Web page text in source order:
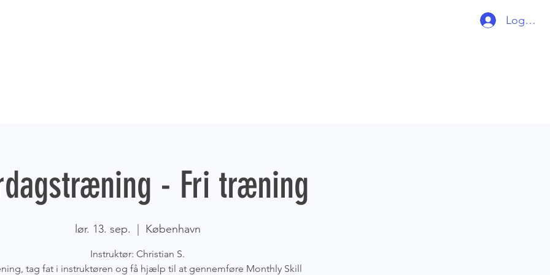
Log ind
- Fri træning
lør. 13. sep. København
Instruktør: Christian S.
tag fat i instruktøren og få hjælp til at gennemføre Monthly Skill